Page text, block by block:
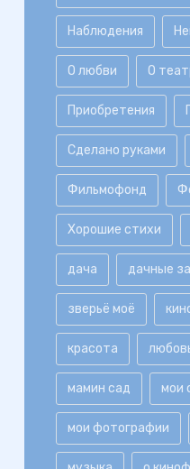
Наблюдения
О любви О
Приобретения
Сделано руками
Фильмофонд
Хорошие стихи
дача дачные
зверьё моё
красота
мамин сад мои
мои фотографии